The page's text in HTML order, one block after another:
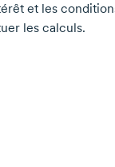
et les
les calculs.